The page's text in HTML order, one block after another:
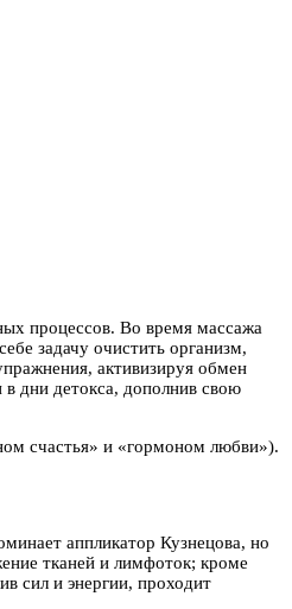
процессов. Во время массажа
задачу очистить организм,
активизируя обмен
в дни детокса, дополнив свою
счастья» и «гормоном любви»).
аппликатор Кузнецова, но
тканей и лимфоток; кроме
сил и энергии, проходит